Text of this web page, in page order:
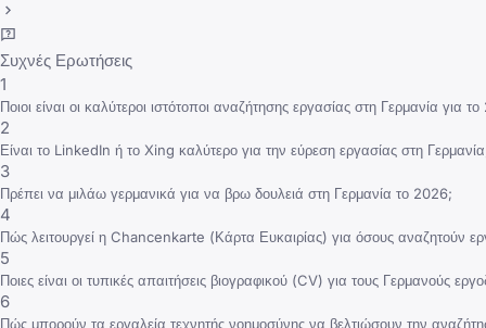
Συχνές Ερωτήσεις
1
Ποιοι είναι οι καλύτεροι ιστότοποι αναζήτησης εργασίας στη Γερμανία για
2
Είναι το LinkedIn ή το Xing καλύτερο για την εύρεση εργασίας στη
3
Πρέπει να μιλάω γερμανικά για να βρω δουλειά στη Γερμανία το 2026;
4
Πώς λειτουργεί η Chancenkarte (Κάρτα Ευκαιρίας) για όσους αναζητούν
5
Ποιες είναι οι τυπικές απαιτήσεις βιογραφικού (CV) για τους Γερμανούς
6
Πώς μπορούν τα εργαλεία τεχνητής νοημοσύνης να βελτιώσουν την